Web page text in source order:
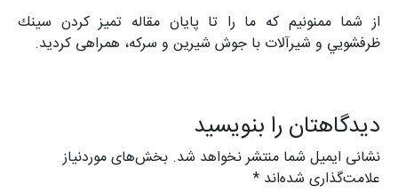
از شما ممنونیم که ما را تا پایان مقاله تميز كردن سينك
ظرفشويي و شيرآلات با جوش شیرین و سرکه، همراهی کردید.
دیدگاهتان را بنویسید
نشانی ایمیل شما منتشر نخواهد شد. بخش‌های موردنیاز
علامت‌گذاری شده‌اند *